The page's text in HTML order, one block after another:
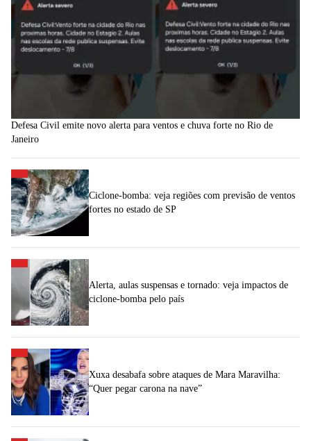
Defesa Civil emite novo alerta para ventos e chuva forte no Rio de
Janeiro
Ciclone-bomba: veja regiões com previsão de ventos
fortes no estado de SP
Alerta, aulas suspensas e tornado: veja impactos de
ciclone-bomba pelo país
Xuxa desabafa sobre ataques de Mara Maravilha:
“Quer pegar carona na nave”